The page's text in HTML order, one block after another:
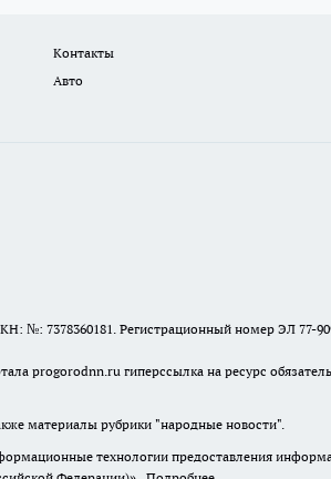
Контакты
Авто
№: 7378360181. Регистрационный номер ЭЛ 77-
progorodnn.ru гиперссылка на ресурс
материалы рубрики "народные новости".
технологии предоставления